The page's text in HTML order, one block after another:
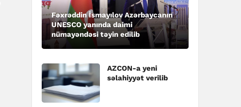
Fəxrəddin İsmayılov Azərbaycanın
UNESCO yanında daimi
nümayəndəsi təyin edilib
AZCON-a yeni
səlahiyyət verilib